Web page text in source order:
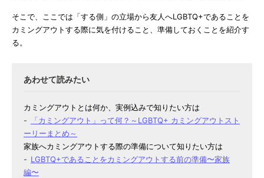
そこで、ここでは「する側」の立場から友人へLGBTQ+であることを
カミングアウトする際に気を付けること、準備しておくことを紹介す
る。
カミングアウトとは何か、実例込みで知りたい方は
「カミングアウト」って何？～LGBTQ+ カミングアウトスト
ーリーまとめ～
家族へカミングアウトする際の準備について知りたい方は
LGBTQ+であることをカミングアウトする前の準備〜家族
編〜